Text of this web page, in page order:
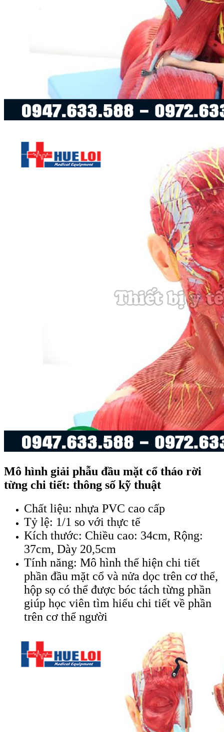
Mô hình giải phẫu đầu mặt cổ tháo rời
từng chi tiết: thông số kỹ thuật
Chất liệu: nhựa PVC cao cấp
Tỷ lệ: 1/1 so với thực tế
Kích thước: Chiều cao: 34cm, Rộng:
37cm, Dày 20,5cm
Tính năng: Mô hình thể hiện chi tiết
phần đầu mặt cổ và nửa dọc trên cơ thể,
hộp sọ có thể được bóc tách từng phần
giúp học viên tìm hiểu chi tiết về phần
trên cơ thể người